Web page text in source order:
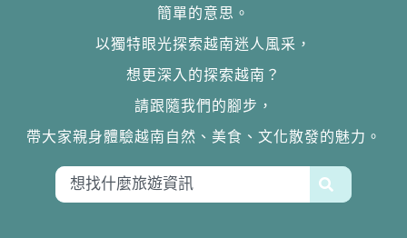
簡單的意思。
以獨特眼光探索越南迷人風采，
想更深入的探索越南？
請跟隨我們的腳步，
帶大家親身體驗越南自然、美食、文化散發的魅力。